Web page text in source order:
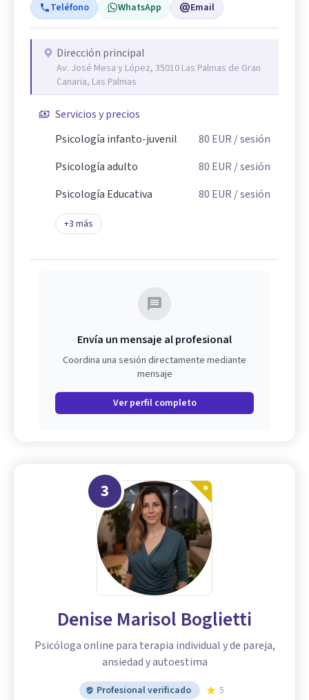
Teléfono WhatsApp Email
Dirección principal
Av. José Mesa y López, 35010 Las Palmas de Gran
Canaria, Las Palmas
Servicios y precios
Psicología infanto-juvenil
80 EUR / sesión
Psicología adulto
80 EUR / sesión
Psicología Educativa
80 EUR / sesión
+3 más
Envía un mensaje al profesional
Coordina una sesión directamente mediante
mensaje
Ver perfil completo
3
Denise Marisol Boglietti
Psicóloga online para terapia individual y de pareja,
ansiedad y autoestima
Profesional verificado
5